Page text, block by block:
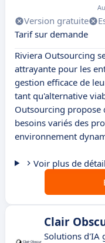
Version gratuite
Tarif sur demande
Riviera Outsourcing
attrayante pour les
gestion efficace de
tant qu'alternative
Outsourcing propose
besoins variés des
environnement
Voir plus de
Clair
Solutions d'IA